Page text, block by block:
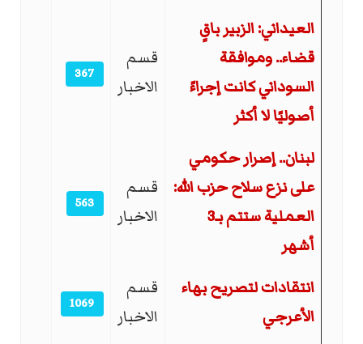
العيداني: الزبير باقٍ
قضاء.. وموافقة
السوداني كانت إجراءً
أصوليًا لا أكثر
قسم
الاخبار
367
لبنان.. إصرار حكومي
على نزع سلاح حزب الله:
العملية ستتم بـ3
أشهر
قسم
الاخبار
563
انتقادات لتصريح بهاء
الأعرجي
قسم
الاخبار
1069